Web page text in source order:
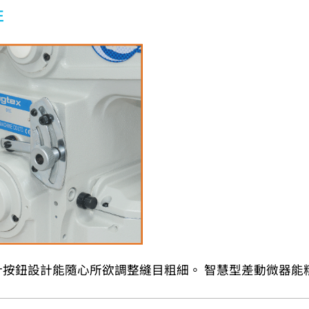
鈕設計能隨心所欲調整縫目粗細。 智慧型差動微器能